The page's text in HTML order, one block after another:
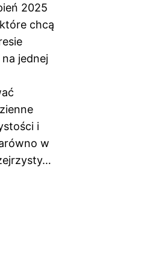
2025
chcą
jednej
i
w